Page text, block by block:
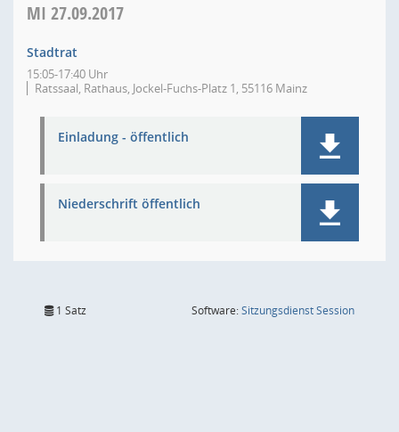
MI 27.09.2017
Stadtrat
15:05-17:40 Uhr
Ratssaal, Rathaus, Jockel-Fuchs-Platz 1, 55116 Mainz
Einladung - öffentlich
Niederschrift öffentlich
1 Satz Software:SitzungsdienstSession(Wird in